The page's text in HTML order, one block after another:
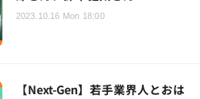
2023.10.16 Mon 18:00
【Next-Gen】若手業界人とおは